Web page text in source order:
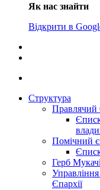
Як нас знайти
Відкрити в
Структура
Правлячий
Помічний
Герб
Управління
Єпархії